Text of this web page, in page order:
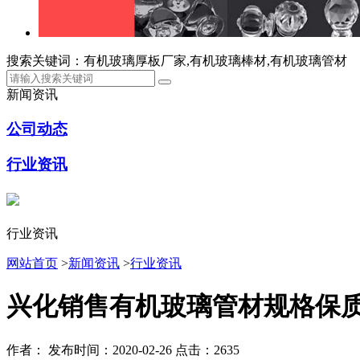
搜索关键词：有机玻璃厚板厂家,有机玻璃棒材,有机玻璃管材
新闻资讯
公司动态
行业资讯
行业资讯
网站首页 >新闻资讯 >行业资讯
兴化销售有机玻璃管材规格保
作者： 发布时间：2020-02-26 点击：2635